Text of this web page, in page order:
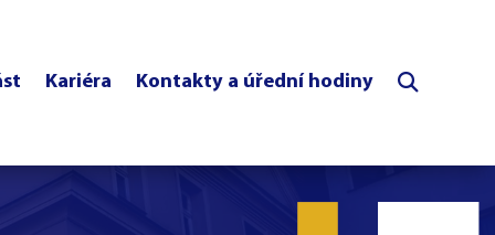
Kariéra Kontakty a úřední hodiny